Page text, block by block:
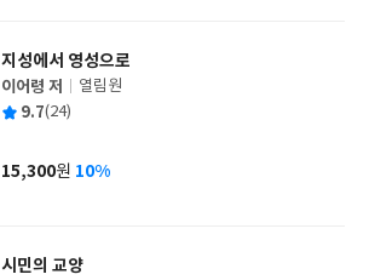
지성에서 영성으로
글
쓴
이어령 저
출
사
열림원
평 9.7(24)
가
15,300원 10%
시민의 교양